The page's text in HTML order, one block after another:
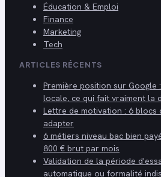
Éducation & Emploi
Finance
Marketing
Tech
ARTICLES RÉCENTS
Première position sur Google
locale, ce qui fait vraiment la
Lettre de motivation : 6 blocs
adapter
6 métiers niveau bac bien
800 € brut par mois
Validation de la période
automatique ou formalité